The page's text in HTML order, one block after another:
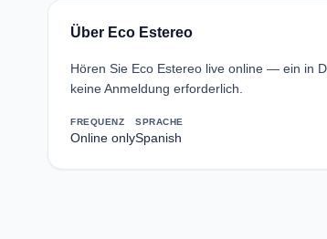
Über Eco Estereo
Hören Sie Eco Estereo live online — ein in
keine Anmeldung erforderlich.
FREQUENZ
Online only
SPRACHE
Spanish